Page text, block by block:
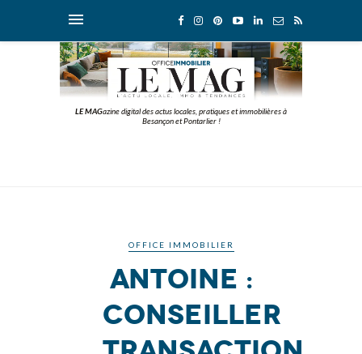
LE MAGazine digital des actus locales, pratiques et immobilières à
Besançon et Pontarlier !
OFFICE IMMOBILIER
Antoine :
conseiller